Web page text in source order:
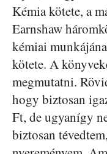
Kémia kötete, a
Earnshaw
kémiai
kötete. A
megmutatni.
hogy biztosan
Ft, de ugyanígy
biztosan